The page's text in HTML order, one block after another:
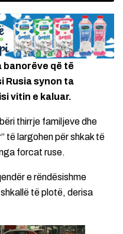
banorëve që të
Rusia synon ta
vitin e kaluar.
thirrje familjeve dhe
të largohen për shkak të
forcat ruse.
e rëndësishme
të plotë, derisa